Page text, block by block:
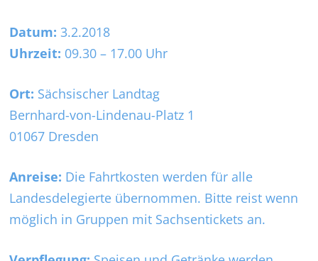
Datum:3.2.2018
Uhrzeit: 09.30 – 17.00 Uhr
Ort: Sächsischer Landtag
Bernhard-von-Lindenau-Platz 1
01067 Dresden
Anreise: Die Fahrtkosten werden für alle
Landesdelegierte übernommen. Bitte reist wenn
möglich in Gruppen mit Sachsentickets an.